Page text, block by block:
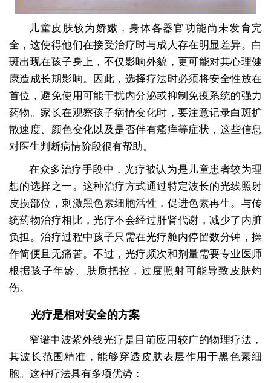
儿童皮肤较为娇嫩，身体各器官功能尚未发育完
全，这使得他们在接受治疗时与成人存在明显差异。白
斑出现在孩子身上，不仅影响外貌，更可能对其心理健
康造成长期影响。因此，选择疗法时必须将安全性放在
首位，避免使用可能干扰内分泌或抑制免疫系统的强力
药物。家长在观察孩子病情变化时，要注意记录白斑扩
散速度、颜色变化以及是否伴有瘙痒等症状，这些信息
对医生判断病情阶段很有帮助。
在众多治疗手段中，光疗被认为是儿童患者较为理
想的选择之一。这种治疗方式通过特定波长的光线照射
皮损部位，刺激黑色素细胞活性，促进色素再生。与传
统药物治疗相比，光疗不会经过肝肾代谢，减少了内脏
负担。治疗过程中孩子只需在光疗舱内停留数分钟，操
作简便且无痛苦。不过，光疗频次和剂量需要专业医师
根据孩子年龄、肤质把控，过度照射可能导致皮肤灼
伤。
光疗是相对安全的方案
窄谱中波紫外线光疗是目前应用较广的物理疗法，
其波长范围精准，能够穿透皮肤表层作用于黑色素细
胞。这种疗法具有多项优势：